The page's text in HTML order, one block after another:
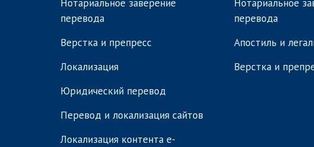
перевода
Верстка и препресс
Локализация
Юридический перевод
Перевод и локализация сайтов
Локализация контента e-
перевода
Апостиль и
Верстка и